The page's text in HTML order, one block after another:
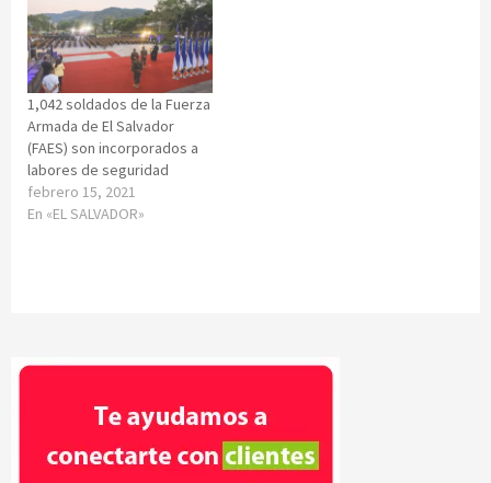
1,042 soldados de la Fuerza
Armada de El Salvador
(FAES) son incorporados a
labores de seguridad
febrero 15, 2021
En «EL SALVADOR»